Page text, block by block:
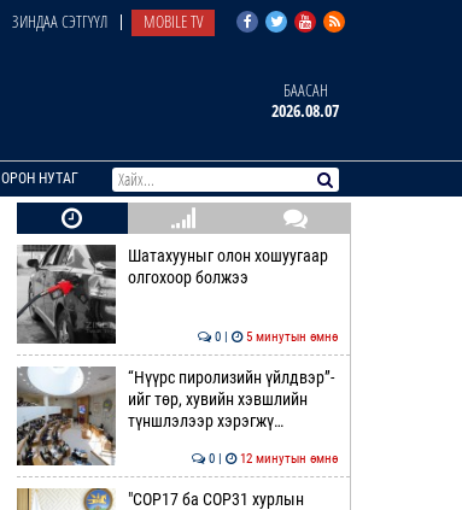
ЗИНДАА СЭТГҮҮЛ MOBILE TV
БААСАН
2026.08.07
ОРОН НУТАГ
Шатахууныг олон хошуугаар
олгохоор болжээ
0 | 5 минутын өмнө
“Нүүрс пиролизийн үйлдвэр”-
ийг төр, хувийн хэвшлийн
түншлэлээр хэрэгжү…
0 | 12 минутын өмнө
"COP17 ба COP31 хурлын